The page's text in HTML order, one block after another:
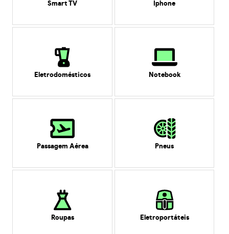
Smart TV Iphone
Eletrodomésticos Notebook
Passagem Aérea Pneus
Roupas Eletroportáteis